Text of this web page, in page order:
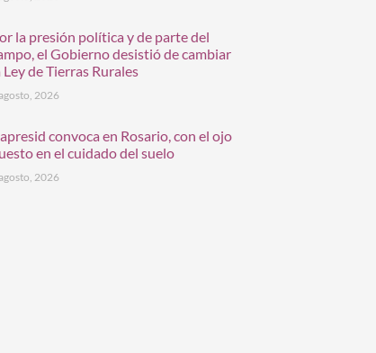
la presión política y de parte del
el Gobierno desistió de cambiar
Ley de Tierras Rurales
2026
convoca en Rosario, con el ojo
en el cuidado del suelo
2026